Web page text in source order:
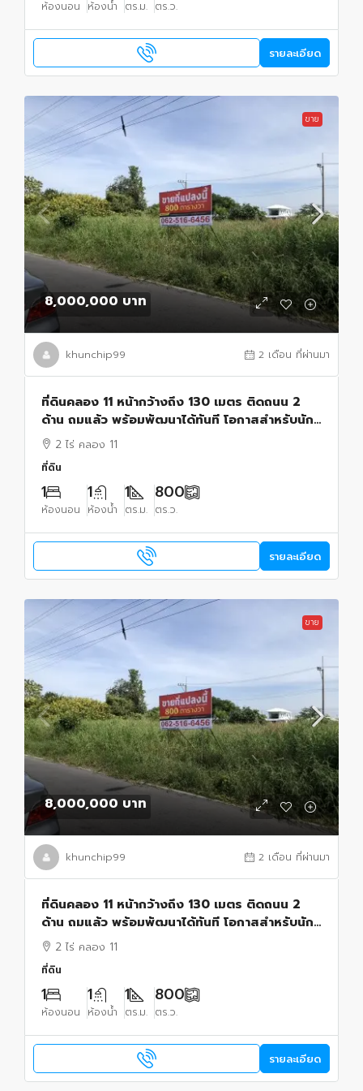
ห้องนอน ห้องน้ำ ตร.ม. ตร.ว.
รายละเอียด
ขาย
8,000,000 บาท
khunchip99 2 เดือน ที่ผ่านมา
ที่ดินคลอง 11 หน้ากว้างถึง 130 เมตร ติดถนน 2
ด้าน ถมแล้ว พร้อมพัฒนาได้ทันที โอกาสสำหรับนัก
ลงทุน ผู้พัฒนาอสังหาริมทรัพย์ และเจ้าของกิจการ
2 ไร่ คลอง 11
ที่ดิน
1
ห้องนอน
1
ห้องน้ำ
1
ตร.ม.
800
ตร.ว.
รายละเอียด
ขาย
8,000,000 บาท
khunchip99 2 เดือน ที่ผ่านมา
ที่ดินคลอง 11 หน้ากว้างถึง 130 เมตร ติดถนน 2
ด้าน ถมแล้ว พร้อมพัฒนาได้ทันที โอกาสสำหรับนัก
ลงทุน ผู้พัฒนาอสังหาริมทรัพย์ และเจ้าของกิจการ
2 ไร่ คลอง 11
ที่ดิน
1
ห้องนอน
1
ห้องน้ำ
1
ตร.ม.
800
ตร.ว.
รายละเอียด